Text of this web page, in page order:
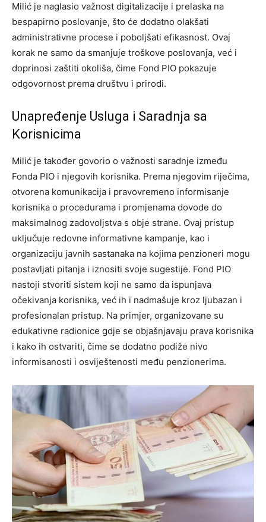
Milić je naglasio važnost digitalizacije i prelaska na
bespapirno poslovanje, što će dodatno olakšati
administrativne procese i poboljšati efikasnost. Ovaj
korak ne samo da smanjuje troškove poslovanja, već i
doprinosi zaštiti okoliša, čime Fond PIO pokazuje
odgovornost prema društvu i prirodi.
Unapređenje Usluga i Saradnja sa
Korisnicima
Milić je također govorio o važnosti saradnje između
Fonda PIO i njegovih korisnika. Prema njegovim riječima,
otvorena komunikacija i pravovremeno informisanje
korisnika o procedurama i promjenama dovode do
maksimalnog zadovoljstva s obje strane. Ovaj pristup
uključuje redovne informativne kampanje, kao i
organizaciju javnih sastanaka na kojima penzioneri mogu
postavljati pitanja i iznositi svoje sugestije. Fond PIO
nastoji stvoriti sistem koji ne samo da ispunjava
očekivanja korisnika, već ih i nadmašuje kroz ljubazan i
profesionalan pristup. Na primjer, organizovane su
edukativne radionice gdje se objašnjavaju prava korisnika
i kako ih ostvariti, čime se dodatno podiže nivo
informisanosti i osviještenosti među penzionerima.